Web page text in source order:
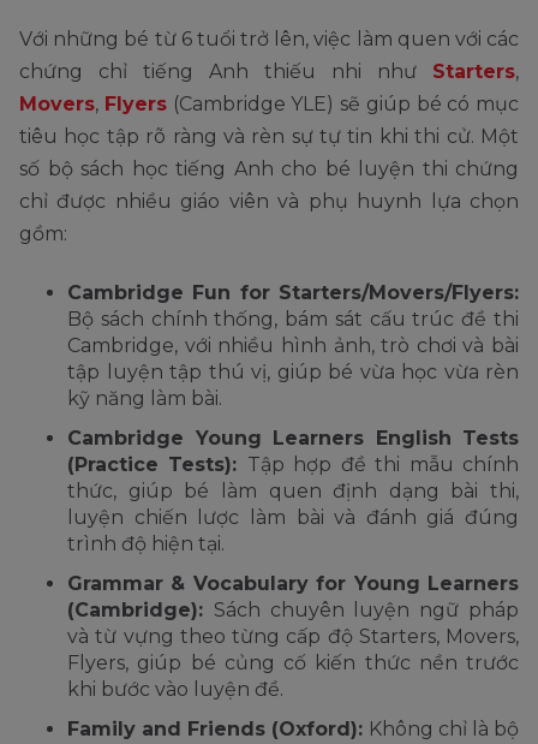
Với những bé từ 6 tuổi trở lên, việc làm quen với các
chứng chỉ tiếng Anh thiếu nhi như Starters,
Movers, Flyers(Cambridge YLE) sẽ giúp bé có mục
tiêu học tập rõ ràng và rèn sự tự tin khi thi cử. Một
số bộ sách học tiếng Anh cho bé luyện thi chứng
chỉ được nhiều giáo viên và phụ huynh lựa chọn
gồm:
Cambridge Fun for Starters/Movers/Flyers:
Bộ sách chính thống, bám sát cấu trúc đề thi
Cambridge, với nhiều hình ảnh, trò chơi và bài
tập luyện tập thú vị, giúp bé vừa học vừa rèn
kỹ năng làm bài.
Cambridge Young Learners English Tests
(Practice Tests): Tập hợp đề thi mẫu chính
thức, giúp bé làm quen định dạng bài thi,
luyện chiến lược làm bài và đánh giá đúng
trình độ hiện tại.
Grammar & Vocabulary for Young Learners
(Cambridge): Sách chuyên luyện ngữ pháp
và từ vựng theo từng cấp độ Starters, Movers,
Flyers, giúp bé củng cố kiến thức nền trước
khi bước vào luyện đề.
Family and Friends (Oxford): Không chỉ là bộ